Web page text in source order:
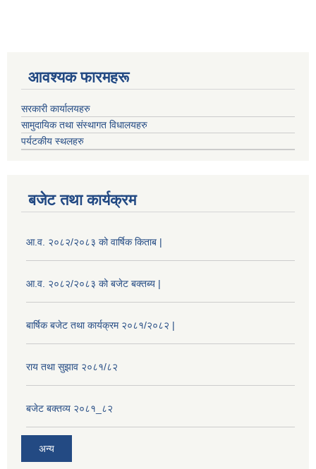
आवश्यक फारमहरू
सरकारी कार्यालयहरु
सामुदायिक तथा संस्थागत विधालयहरु
पर्यटकीय स्थलहरु
बजेट तथा कार्यक्रम
आ.व. २०८२/२०८३ को वार्षिक किताब |
आ.व. २०८२/२०८३ को बजेट बक्तब्य |
बार्षिक बजेट तथा कार्यक्रम २०८१/२०८२ |
राय तथा सुझाव २०८१/८२
बजेट बक्तव्य २०८१_८२
अन्य